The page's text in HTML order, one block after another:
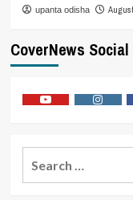
upanta odisha
CoverNews Social